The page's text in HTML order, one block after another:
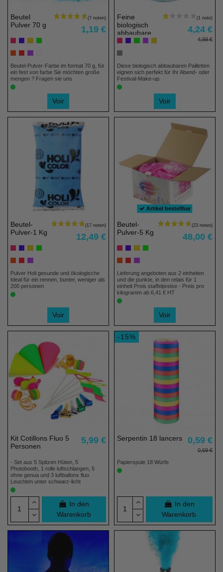
Beutel
Pulver 70 g
(7 noten)
1,19 €
Beutel-Pulver-Farbe im format 70 g, für
ein fest von farbe Sie möchten große
mengen ? Fragen sie uns
Voir
Feine
biologisch
abbaubare
4,24 €
4,99 €
Diese biologisch abbaubaren Pailletten
eignen sich perfekt für Ihr Abend- oder
Festival-Make-up.
Voir
Beutel-
Pulver-1 Kg
12,49 €
Pulver Holi gesunde und ökologische
Ideal für ein rennen, bunter, weniger als
200 personen
Voir
Artikel bestellbar
Beutel-
Pulver-5 Kg
48,00 €
Lieferung angeboten aus 2 einheiten
und die punkte, in den relais für 1
einheit Preis staffelpreise - Preis pro
kilogramm ab 6,41 € HT
Voir
Kit Cotillons Fluo 5
Personen
5,99 €
- Set aus 5 Spitzen Hüten, 5
Photobooth, 1 rolle luftschlangen, 5
ohne genua und 3 luftballons fluo
Leuchten unter schwarz-licht
In den
Warenkorb
-15%
Serpentin 18 lancers 0,59 €
0,69 €
Papierspule 18 Würfe
In den
Warenkorb